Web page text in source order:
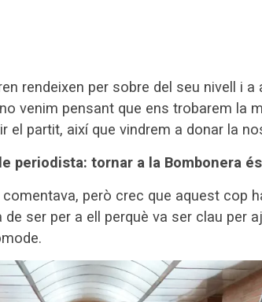
rendeixen per sobre del seu nivell i a
venim pensant que ens trobarem la
el partit, així que vindrem a donar la
periodista: tornar a la Bombonera
però crec que aquest cop
ser per a ell perquè va ser clau per